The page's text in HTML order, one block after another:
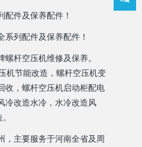
件及保养配件！
列配件及保养配件！
杆空压机维修及保养。
机节能改造，螺杆空压机变
收，螺杆空压机启动柜配电
冷改造水冷，水冷改造风
主要服务于河南全省及周